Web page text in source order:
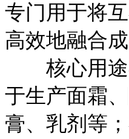
专门用于将
高效地融合
核心用途
于生产面霜
膏、乳剂等